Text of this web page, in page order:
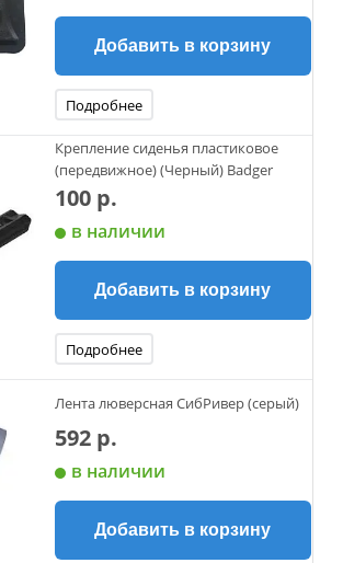
Добавить в корзину
Подробнее
Крепление сиденья пластиковое
(передвижное) (Черный) Badger
100 р.
в наличии
Добавить в корзину
Подробнее
Лента люверсная СибРивер (серый)
592 р.
в наличии
Добавить в корзину